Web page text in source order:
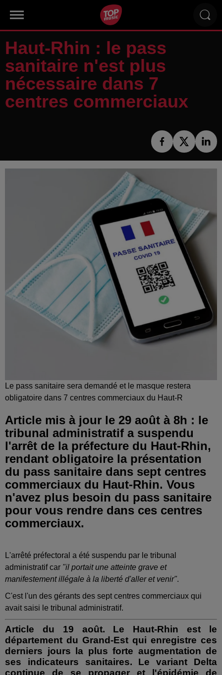
Haut-Rhin : le pass
sanitaire n'est plus
nécessaire dans 7
centres commerciaux
Le pass sanitaire sera demandé et le masque restera
obligatoire dans 7 centres commerciaux du Haut-R
Article mis à jour le 29 août à 8h : le
tribunal administratif a suspendu
l'arrêt de la préfecture du Haut-Rhin,
rendant obligatoire la présentation
du pass sanitaire dans sept centres
commerciaux du Haut-Rhin. Vous
n'avez plus besoin du pass sanitaire
pour vous rendre dans ces centres
commerciaux.
L'arrêté préfectoral a été suspendu par le tribunal
administratif car "il portait une atteinte grave et
manifestement illégale à la liberté d'aller et venir".
C'est l'un des gérants des sept centres commerciaux qui
avait saisi le tribunal administratif.
Article du 19 août. Le Haut-Rhin est le
département du Grand-Est qui enregistre ces
derniers jours la plus forte augmentation de
ses indicateurs sanitaires. Le variant Delta
continue de se propager et l'épidémie de